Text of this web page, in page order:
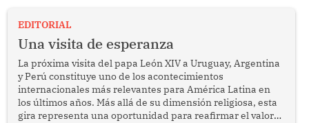
EDITORIAL
Una visita de esperanza
La próxima visita del papa León XIV a Uruguay, Argentina
y Perú constituye uno de los acontecimientos
internacionales más relevantes para América Latina en
los últimos años. Más allá de su dimensión religiosa, esta
gira representa una oportunidad para reafirmar el valor